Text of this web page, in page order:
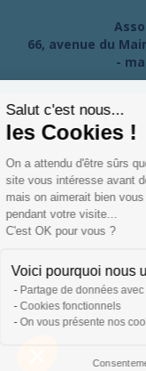
Salut c'est nous...
les Cookies !
On a attendu d'être sûrs
site vous intéresse avant
mais on aimerait bien
pendant votre visite...
C'est OK pour vous ?
Voici pourquoi
Partage de données
Cookies fonctionnels
On vous présente nos
66, avenue du
-